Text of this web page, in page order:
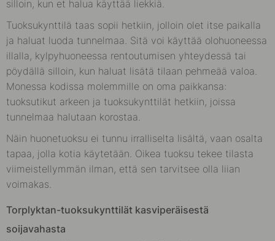
silloin, kun et halua käyttää liekkiä.
Tuoksukynttilä taas sopii hetkiin, jolloin olet itse paikalla
ja haluat luoda tunnelmaa. Sitä voi käyttää olohuoneessa
illalla, kylpyhuoneessa rentoutumisen yhteydessä tai
pöydällä silloin, kun haluat lisätä tilaan pehmeää valoa.
Monessa kodissa molemmille on oma paikkansa:
tuoksutikut arkeen ja tuoksukynttilät hetkiin, joissa
tunnelmaa halutaan korostaa.
Näin huonetuoksu ei tunnu irralliselta lisältä, vaan osalta
tapaa, jolla kotia käytetään. Oikea tuoksu tekee tilasta
viimeistellymmän ilman, että sen tarvitsee olla liian
voimakas.
Torplyktan-tuoksukynttilät kasviperäisestä
soijavahasta